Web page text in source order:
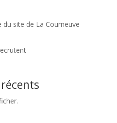
site de La Courneuve